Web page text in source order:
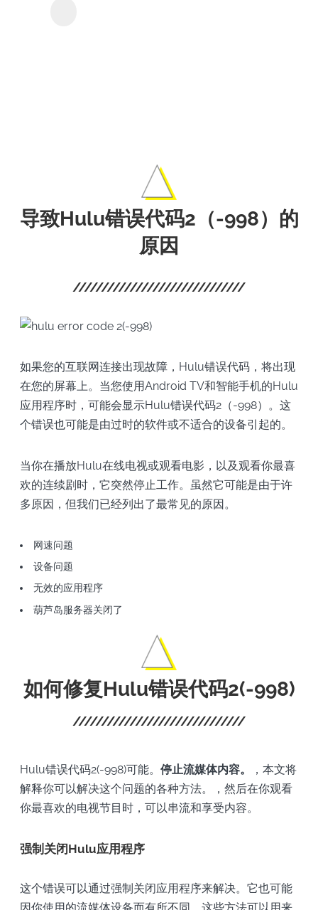
导致Hulu错误代码2（-998）的
原因
如果您的互联网连接出现故障，Hulu错误代码，将出现
在您的屏幕上。当您使用Android TV和智能手机的Hulu
应用程序时，可能会显示Hulu错误代码2（-998）。这
个错误也可能是由过时的软件或不适合的设备引起的。
当你在播放Hulu在线电视或观看电影，以及观看你最喜
欢的连续剧时，它突然停止工作。虽然它可能是由于许
多原因，但我们已经列出了最常见的原因。
网速问题
设备问题
无效的应用程序
葫芦岛服务器关闭了
如何修复Hulu错误代码2(-998)
Hulu错误代码2(-998)可能。 停止流媒体内容。
，本文将
解释你可以解决这个问题的各种方法。，然后在你观看
你最喜欢的电视节目时，可以串流和享受内容。
强制关闭Hulu应用程序
这个错误可以通过强制关闭应用程序来解决。它也可能